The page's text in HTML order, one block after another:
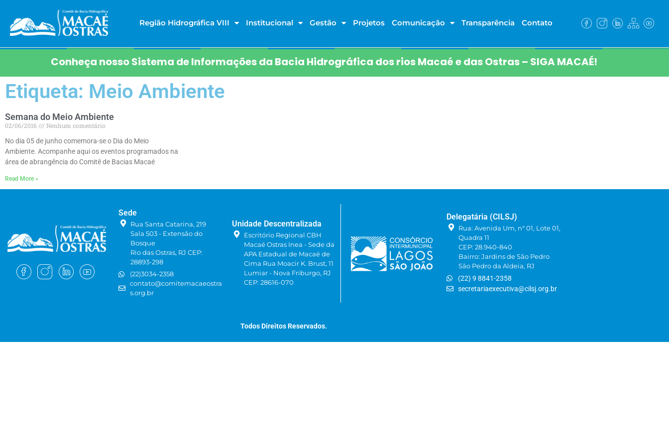
Região Hidrográfica VIII Institucional Gestão Projetos Comunicação Transparência Contato
Conheça nosso Sistema de Informações da Bacia Hidrográfica dos rios Macaé e das Ostras – SIGA MACAÉ!
Etiqueta: Meio Ambiente
Semana do Meio Ambiente
02/06/2016
Nenhum comentário
No dia 05 de junho comemora-se o Dia do Meio
Ambiente. Acompanhe aqui os eventos programados na
área de abrangência do Comitê de Bacias Macaé
Read More »
Sede
Rua Santa Catarina, 219
Sala 503 - Extensão do
Bosque
Rio das Ostras, RJ CEP:
28893-298
(22)3034-2358
contato@comitemacaeostra
s.org.br
Unidade Descentralizada
Escritório Regional CBH
Macaé Ostras Inea - Sede da
APA Estadual de Macaé de
Cima Rua Moacir K. Brust, 11
Lumiar - Nova Friburgo, RJ
CEP: 28616-070
Delegatária (CILSJ)
Rua: Avenida Um, n° 01, Lote 01,
Quadra 11
CEP: 28.940-840
Bairro: Jardins de São Pedro
São Pedro da Aldeia, RJ
(22) 9 8841-2358
secretariaexecutiva@cilsj.org.br
Todos Direitos Reservados.